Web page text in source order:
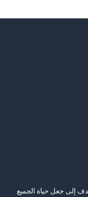
إلى جعل حياة الجميع